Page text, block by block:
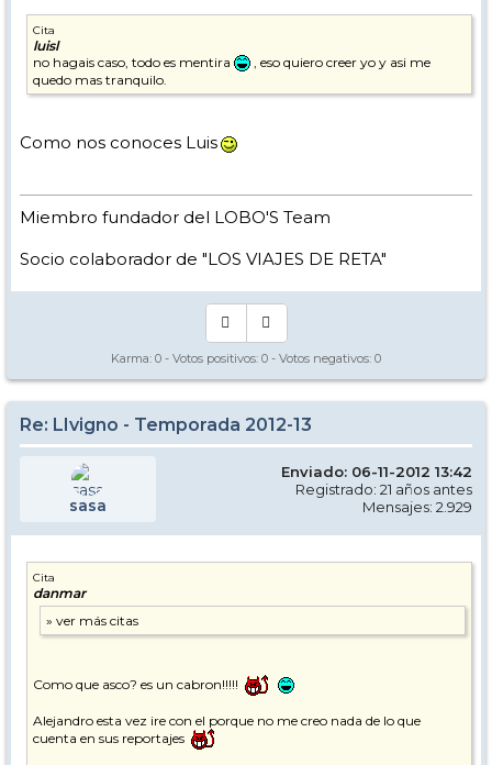
Cita
luisl
no hagais caso, todo es mentira
, eso quiero creer yo y asi me
quedo mas tranquilo.
Como nos conoces Luis
Miembro fundador del LOBO'S Team
Socio colaborador de "LOS VIAJES DE RETA"
Karma: 0 - Votos positivos: 0 - Votos negativos: 0
Re: LIvigno - Temporada 2012-13
sasa
Enviado: 06-11-2012 13:42
Registrado: 21 años antes
Mensajes: 2.929
Cita
danmar
Como que asco? es un cabron!!!!!
Alejandro esta vez ire con el porque no me creo nada de lo que
cuenta en sus reportajes